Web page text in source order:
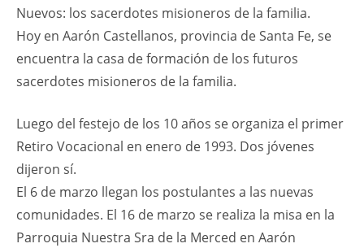
Nuevos: los sacerdotes misioneros de la familia.
Hoy en Aarón Castellanos, provincia de Santa Fe, se
encuentra la casa de formación de los futuros
sacerdotes misioneros de la familia.
Luego del festejo de los 10 años se organiza el primer
Retiro Vocacional en enero de 1993. Dos jóvenes
dijeron sí.
El 6 de marzo llegan los postulantes a las nuevas
comunidades. El 16 de marzo se realiza la misa en la
Parroquia Nuestra Sra de la Merced en Aarón